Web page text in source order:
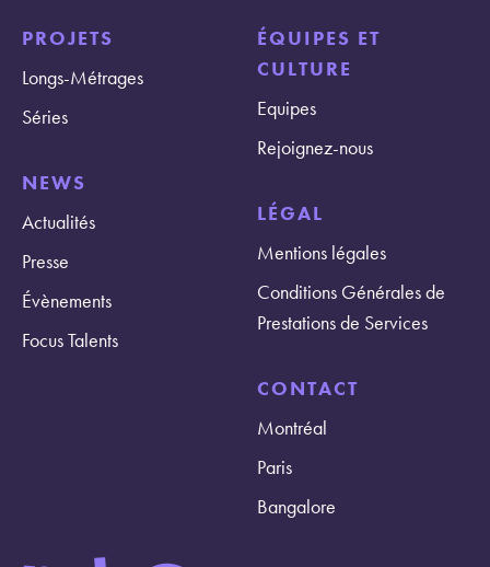
PROJETS
Longs-Métrages
Séries
NEWS
Actualités
Presse
Évènements
Focus Talents
ÉQUIPES ET
CULTURE
Equipes
Rejoignez-nous
LÉGAL
Mentions légales
Conditions Générales de
Prestations de Services
CONTACT
Montréal
Paris
Bangalore